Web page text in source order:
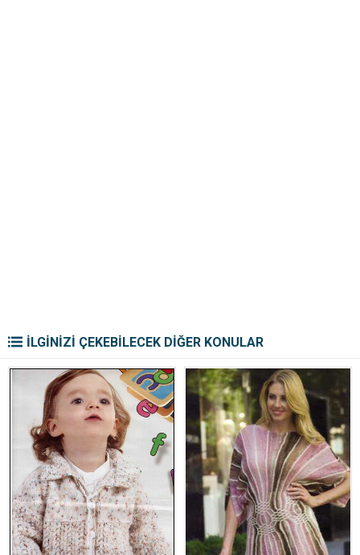
İLGİNİZİ ÇEKEBİLECEK DİĞER KONULAR